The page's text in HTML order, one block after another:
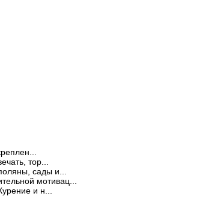
тор...
сады и...
мотивац...
и н...